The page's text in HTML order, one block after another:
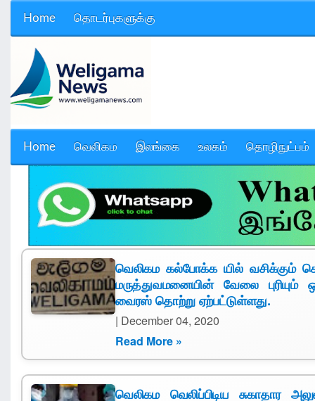
Home தொடர்புகளுக்கு
Home வெலிகம இலங்கை உலகம் தொழிநுட்பம்
வெலிகம கல்போக்க யில் வசிக்கும்
மருத்துவமனையின் வேலை
வைரஸ் தொற்று ஏற்பட்டுள்ளது.
| December 04, 2020
Read More »
வெலிகம வெலிப்பிடிய சுகாதார